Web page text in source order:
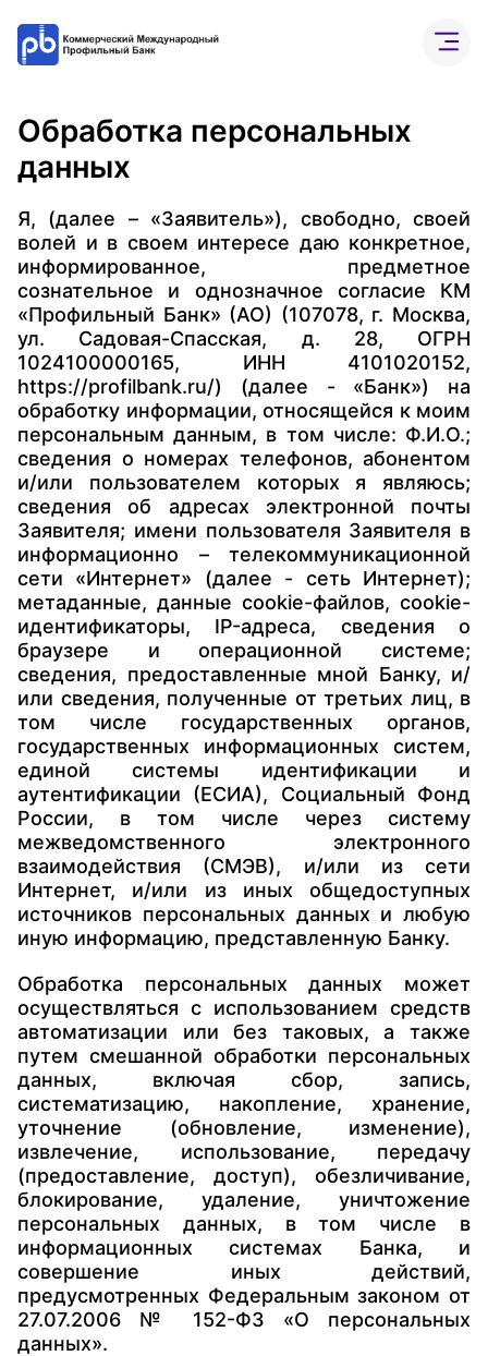
Бизнесу Частным лицам Банк онлайн
Расчетный счет
ВЭД
Депозиты
Интернет-банк
Обработка персональных
данных
Я, (далее – «Заявитель»), свободно, своей
волей и в своем интересе даю конкретное,
информированное, предметное
сознательное и однозначное согласие КМ
«Профильный Банк» (АО) (107078, г. Москва,
ул. Садовая-Спасская, д. 28, ОГРН
1024100000165, ИНН 4101020152,
https://profilbank.ru/) (далее - «Банк») на
обработку информации, относящейся к моим
персональным данным, в том числе: Ф.И.О.;
сведения о номерах телефонов, абонентом
и/или пользователем которых я являюсь;
сведения об адресах электронной почты
Заявителя; имени пользователя Заявителя в
информационно – телекоммуникационной
сети «Интернет» (далее - сеть Интернет);
метаданные, данные cookie-файлов, cookie-
идентификаторы, IP-адреса, сведения о
браузере и операционной системе;
сведения, предоставленные мной Банку, и/
или сведения, полученные от третьих лиц, в
том числе государственных органов,
государственных информационных систем,
единой системы идентификации и
аутентификации (ЕСИА), Социальный Фонд
России, в том числе через систему
межведомственного электронного
взаимодействия (СМЭВ), и/или из сети
Интернет, и/или из иных общедоступных
источников персональных данных и любую
иную информацию, представленную Банку.
Обработка персональных данных может
осуществляться с использованием средств
автоматизации или без таковых, а также
путем смешанной обработки персональных
данных, включая сбор, запись,
систематизацию, накопление, хранение,
уточнение (обновление, изменение),
извлечение, использование, передачу
(предоставление, доступ), обезличивание,
блокирование, удаление, уничтожение
персональных данных, в том числе в
информационных системах Банка, и
совершение иных действий,
предусмотренных Федеральным законом от
27.07.2006 № 152-ФЗ «О персональных
данных».